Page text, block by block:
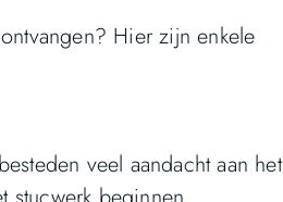
Hier zijn enkele
veel aandacht aan het